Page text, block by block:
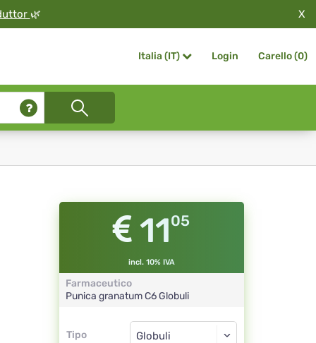
🌿 X
Italia (IT) Login Carello (0)
1105
incl. 10% IVA
Farmaceutico
Punica granatumC6 Globuli
Tipo
Tipo